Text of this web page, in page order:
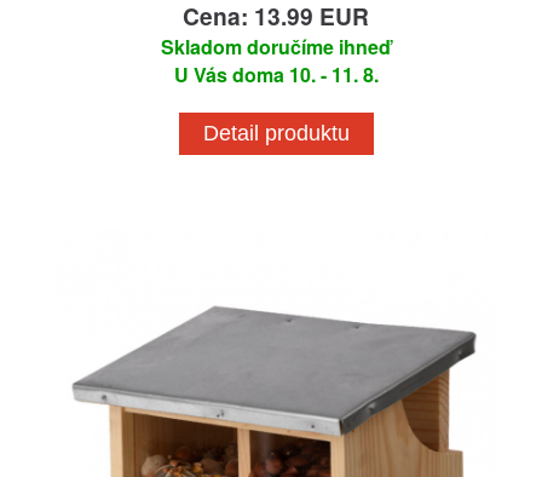
Cena: 13.99 EUR
Skladom doručíme ihneď
U Vás doma 10. - 11. 8.
Detail produktu